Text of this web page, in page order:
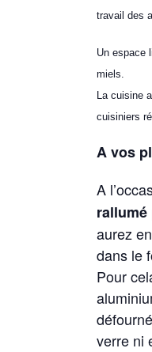
travail des
Un espace
miels.
La cuisine
cuisiniers
A vos
A
rallumé
aurez
dans le
Pour
verre ni